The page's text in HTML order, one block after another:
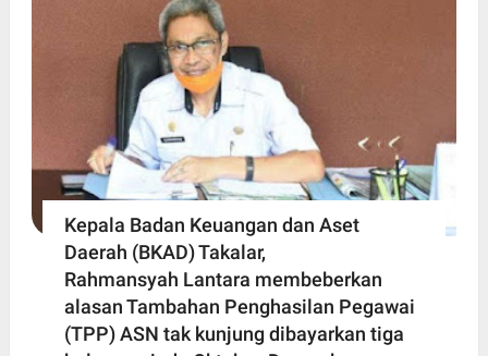
Kepala Badan Keuangan dan Aset
Daerah (BKAD) Takalar,
Rahmansyah Lantara membeberkan
alasan Tambahan Penghasilan Pegawai
(TPP) ASN tak kunjung dibayarkan tiga